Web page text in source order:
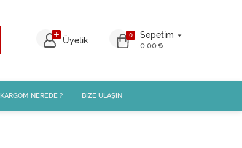
0 Sepetim
0,00
Üyelik
KARGOM NEREDE ? BİZE ULAŞIN